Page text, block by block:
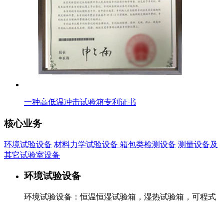
一种高低温冲击试验箱专利证书
核心业务
环境试验设备 材料力学试验设备 箱包类检测设备 测量设备及
其它试验室设备
环境试验设备
环境试验设备：恒温恒湿试验箱，湿热试验箱，可程式